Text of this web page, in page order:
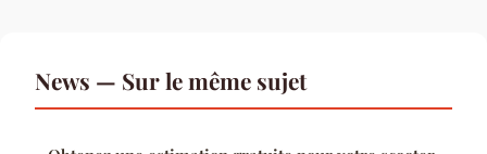
News — Sur le même sujet